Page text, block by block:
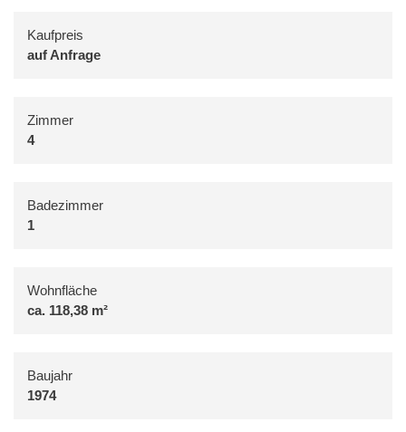
Kaufpreis
auf Anfrage
Zimmer
4
Badezimmer
1
Wohnfläche
ca. 118,38 m²
Baujahr
1974